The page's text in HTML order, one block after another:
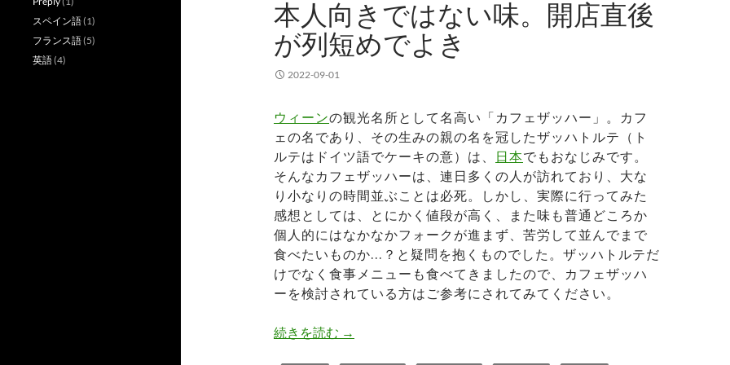
本人向きではない味。開店直後
が列短めでよき
2022-09-01
ウィーンの観光名所として名高い「カフェザッハー」。カフ
ェの名であり、その生みの親の名を冠したザッハトルテ（ト
ルテはドイツ語でケーキの意）は、 日本でもおなじみです。
そんなカフェザッハーは、連日多くの人が訪れており、大な
り小なりの時間並ぶことは必死。しかし、実際に行ってみた
感想としては、とにかく値段が高く、また味も普通どころか
個人的にはなかなかフォークが進まず、苦労して並んでまで
食べたいものか…？と疑問を抱くものでした。ザッハトルテだ
けでなく食事メニューも食べてきましたので、カフェザッハ
ーを検討されている方はご参考にされてみてください。
続きを読む カフェザッハーは高いだけで日本人向きではない味。開店直後が列
→
スペイン語(1)
フランス語(5)
英語(4)